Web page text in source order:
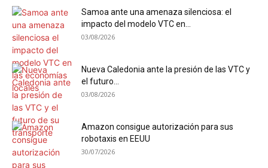
Samoa ante una amenaza silenciosa: el
impacto del modelo VTC en...
03/08/2026
Nueva Caledonia ante la presión de las VTC y
el futuro...
03/08/2026
Amazon consigue autorización para sus
robotaxis en EEUU
30/07/2026